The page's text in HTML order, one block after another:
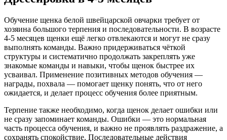
Обучение щенка белой швейцарской овчарки требует от
хозяина большого терпения и последовательности. В возрасте
4-5 месяцев щенки ещё легко отвлекаются и могут не сразу
выполнять команды. Важно придерживаться чёткой
структуры и систематично продолжать закреплять уже
знакомые команды и навыки, чтобы щенок быстрее их
усваивал. Применение позитивных методов обучения —
награды, похвала — помогает щенку понять, что от него
ожидается, и делает процесс обучения более приятным.
Терпение также необходимо, когда щенок делает ошибки или
не сразу запоминает команды. Ошибки — это нормальная
часть процесса обучения, и важно не проявлять раздражение, а
сохранять спокойствие. Последовательные действия